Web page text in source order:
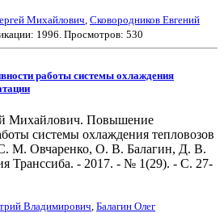
Михайлович, Сковородников Евгений
1996. Просмотров: 530
работы системы охлаждения
Михайлович. Повышение
системы охлаждения тепловозов
М. Овчаренко, О. В. Балагин, Д. В.
Транссиба. - 2017. - № 1(29). - С. 27-
Владимирович Балагин Олег